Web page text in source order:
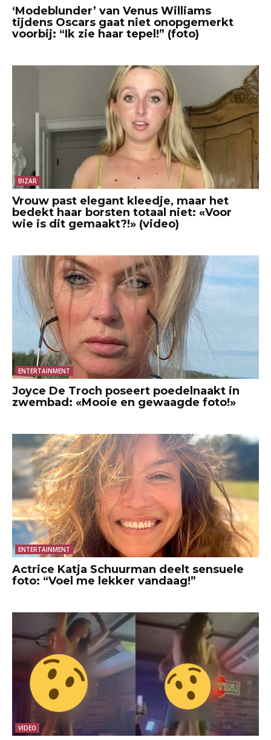
‘Modeblunder’ van Venus Williams
tijdens Oscars gaat niet onopgemerkt
voorbij: “Ik zie haar tepel!” (foto)
BIZAR
Vrouw past elegant kleedje, maar het
bedekt haar borsten totaal niet: «Voor
wie is dit gemaakt?!» (video)
ENTERTAINMENT
Joyce De Troch poseert poedelnaakt in
zwembad: «Mooie en gewaagde foto!»
ENTERTAINMENT
Actrice Katja Schuurman deelt sensuele
foto: “Voel me lekker vandaag!”
VIDEO